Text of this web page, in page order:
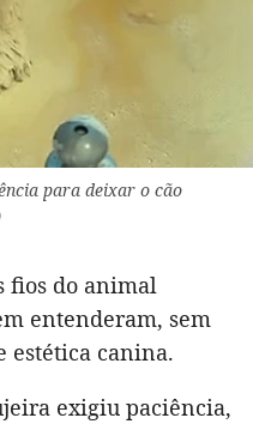
para deixar o cão
fios do animal
entenderam, sem
estética canina.
exigiu paciência,